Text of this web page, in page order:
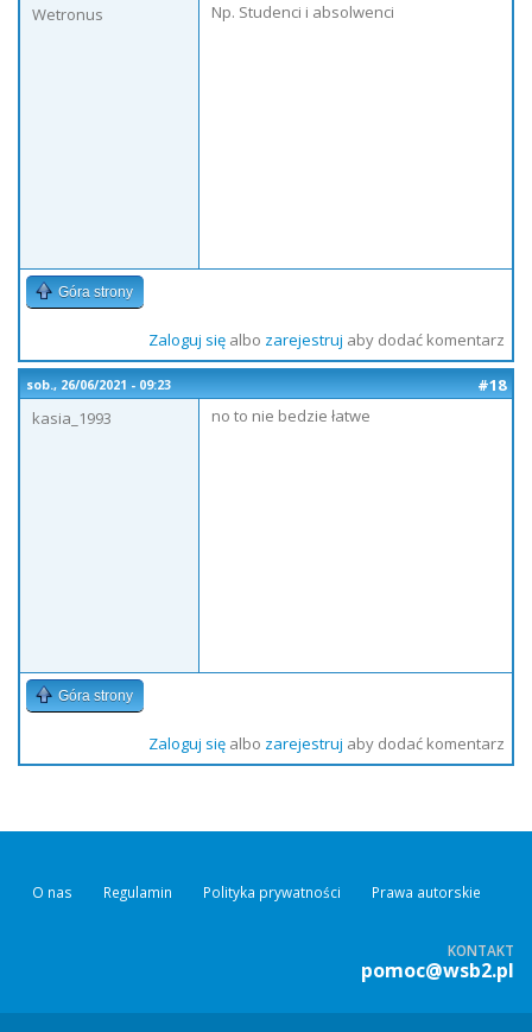
Wetronus
Np. Studenci i absolwenci
Góra strony
Zaloguj sięalbo zarejestruj aby dodać komentarz
sob., 26/06/2021 - 09:23
#18
kasia_1993
no to nie bedzie łatwe
Góra strony
Zaloguj sięalbo zarejestruj aby dodać komentarz
O nas Regulamin Polityka prywatności Prawa autorskie
KONTAKT
pomoc@wsb2.pl